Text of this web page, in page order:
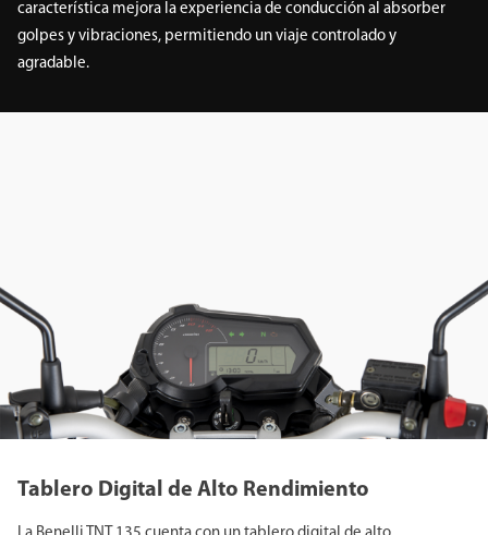
característica mejora la experiencia de conducción al absorber
golpes y vibraciones, permitiendo un viaje controlado y
agradable.
Tablero Digital de Alto Rendimiento